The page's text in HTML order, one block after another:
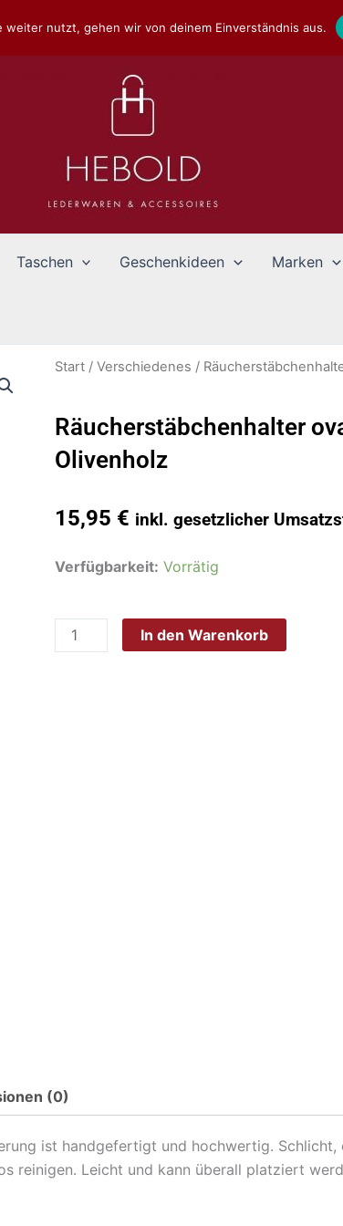
Taschen Geschenkideen Marken
Start / Verschiedenes /
Räucherstäbchenhalter
Olivenholz
15,95 € inkl. gesetzlicher
Verfügbarkeit: Vorrätig
Räucherstäbchenhalter
In den Warenkorb
(0)
ist handgefertigt und hochwertig.
reinigen. Leicht und kann überall platziert
weiter nutzt, gehen wir von deinem Einverständnis aus.